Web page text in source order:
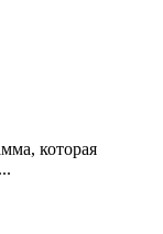
которая